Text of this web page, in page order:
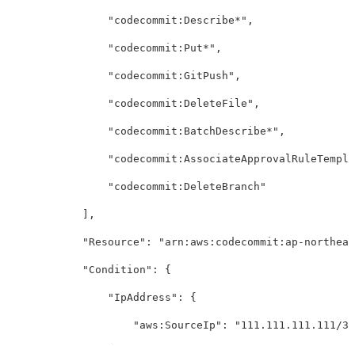
"codecommit:Describe*" ,
"codecommit:Put*" ,
"codecommit:GitPush" ,
"codecommit:DeleteFile" ,
"codecommit:BatchDescribe*" ,
"codecommit:DeleteBranch"
],
"Resource" : "arn:aws:codecommit:ap-
"Condition" : {
"IpAddress" : {
"aws:SourceIp" : "111.111.111.111/